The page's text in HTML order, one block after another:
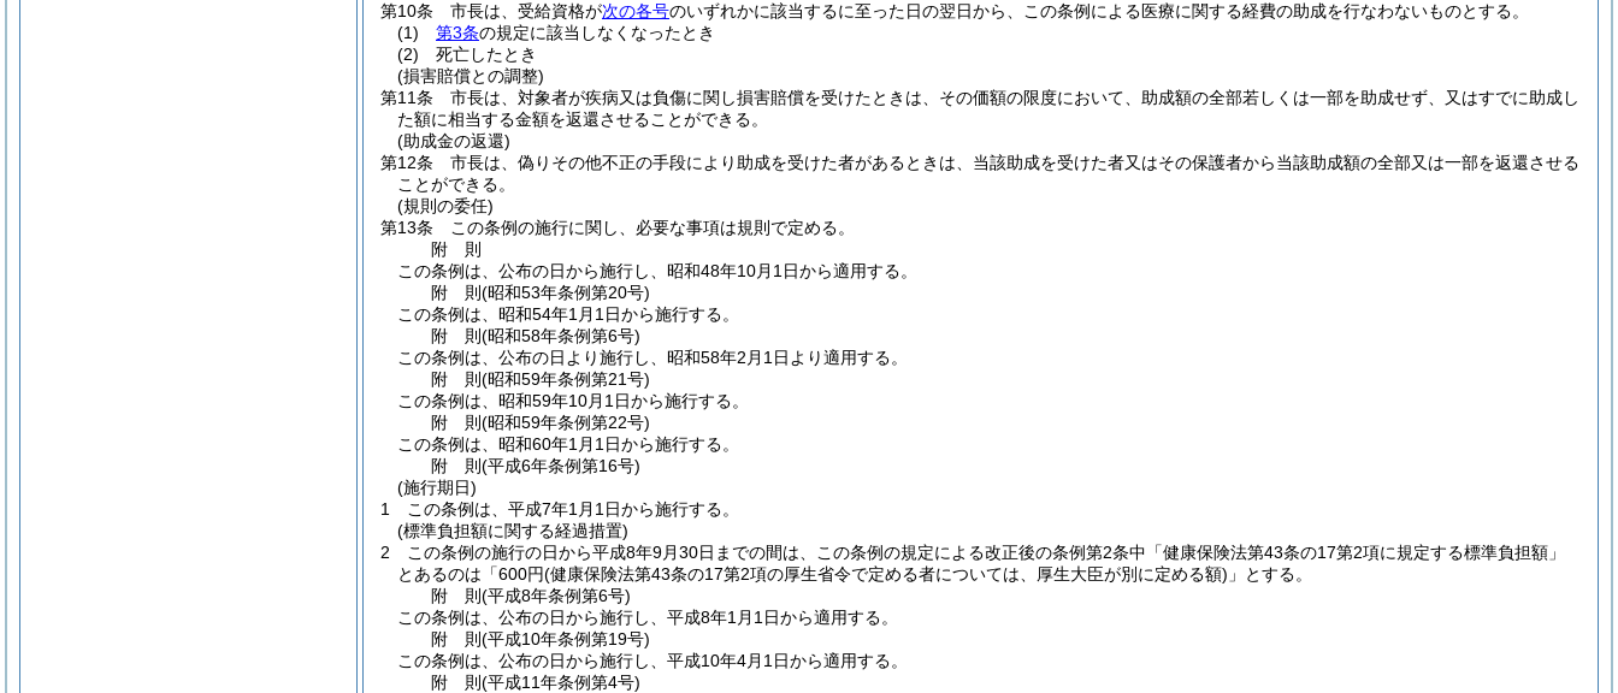
第10条
市長は、受給資格が次の各号のいずれかに該当するに至った日の翌日から、この条例による医療に関する経費の助成を行なわないものとする。
(1)
第3条の規定に該当しなくなったとき
(2)
死亡したとき
(損害賠償との調整)
第11条
市長は、対象者が疾病又は負傷に関し損害賠償を受けたときは、その価額の限度において、助成額の全部若しくは一部を助成せず、又はすでに助成し
た額に相当する金額を返還させることができる。
(助成金の返還)
第12条
市長は、偽りその他不正の手段により助成を受けた者があるときは、当該助成を受けた者又はその保護者から当該助成額の全部又は一部を返還させる
ことができる。
(規則の委任)
第13条
この条例の施行に関し、必要な事項は規則で定める。
附 則
この条例は、公布の日から施行し、昭和48年10月1日から適用する。
附 則(昭和53年条例第20号)
この条例は、昭和54年1月1日から施行する。
附 則(昭和58年条例第6号)
この条例は、公布の日より施行し、昭和58年2月1日より適用する。
附 則(昭和59年条例第21号)
この条例は、昭和59年10月1日から施行する。
附 則(昭和59年条例第22号)
この条例は、昭和60年1月1日から施行する。
附 則(平成6年条例第16号)
(施行期日)
1
この条例は、平成7年1月1日から施行する。
(標準負担額に関する経過措置)
2
この条例の施行の日から平成8年9月30日までの間は、この条例の規定による改正後の条例第2条中「健康保険法第43条の17第2項に規定する標準負担額」
とあるのは「600円(健康保険法第43条の17第2項の厚生省令で定める者については、厚生大臣が別に定める額) 」とする。
附 則(平成8年条例第6号)
この条例は、公布の日から施行し、平成8年1月1日から適用する。
附 則(平成10年条例第19号)
この条例は、公布の日から施行し、平成10年4月1日から適用する。
附 則(平成11年条例第4号)